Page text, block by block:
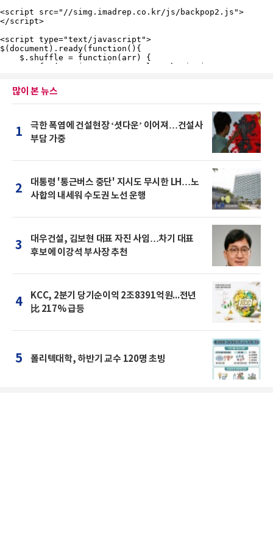
많이 본 뉴스
1
극한 폭염에 건설현장 ‘셧다운’ 이어져…건설사
부담 가중
2
대통령 '통근버스 중단' 지시도 무시한 LH…노
사합의 내세워 수도권 노선 운행
3
대우건설, 김보현 대표 자진 사임…차기 대표
후보에 이강석 부사장 추천
4
KCC, 2분기 당기순이익 2조8391억원...전년
比 217% 급등
5 폴리텍대학, 하반기 교수 120명 초빙